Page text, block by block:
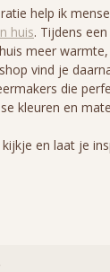
help ik
huis. Tijdens
meer
vind je
die
kleuren en
en laat je